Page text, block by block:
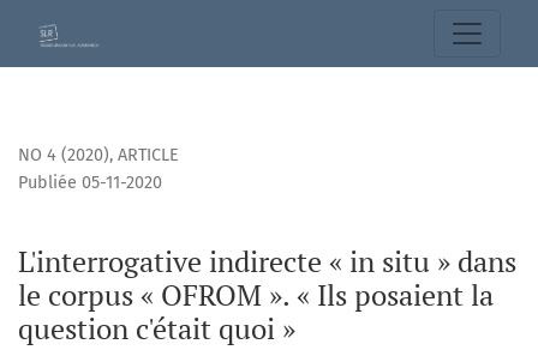
NO 4 (2020), ARTICLE
L'interrogative indirecte « in situ » dans
le corpus « OFROM ». « Ils posaient la
question c'était quoi »
Publiée 05-11-2020